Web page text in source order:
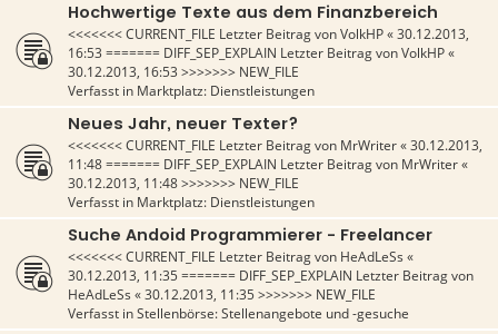
Hochwertige Texte aus dem Finanzbereich
<<<<<<< CURRENT_FILE Letzter Beitrag vonVolkHP«30.12.2013,
16:53 ======= DIFF_SEP_EXPLAIN Letzter Beitrag vonVolkHP«
30.12.2013, 16:53 >>>>>>> NEW_FILE
Verfasst in Marktplatz: Dienstleistungen
Neues Jahr, neuer Texter?
<<<<<<< CURRENT_FILE Letzter Beitrag von MrWriter«30.12.2013,
11:48======= DIFF_SEP_EXPLAIN Letzter Beitrag von MrWriter«
30.12.2013, 11:48>>>>>>> NEW_FILE
Verfasst in Marktplatz: Dienstleistungen
Suche Andoid Programmierer - Freelancer
<<<<<<< CURRENT_FILE Letzter Beitrag von HeAdLeSs «
30.12.2013, 11:35======= DIFF_SEP_EXPLAIN Letzter Beitrag von
HeAdLeSs «30.12.2013, 11:35>>>>>>> NEW_FILE
Verfasst inStellenbörse: Stellenangebote und -gesuche